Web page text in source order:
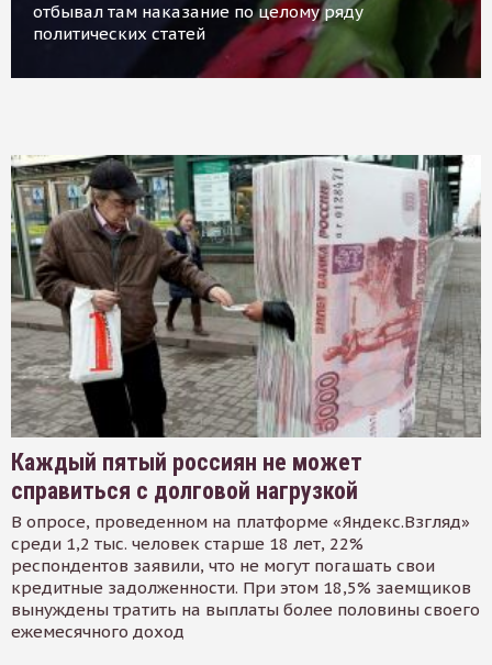
отбывал там наказание по целому ряду
политических статей
Каждый пятый россиян не может
справиться с долговой нагрузкой
В опросе, проведенном на платформе «Яндекс.Взгляд»
среди 1,2 тыс. человек старше 18 лет, 22%
респондентов заявили, что не могут погашать свои
кредитные задолженности. При этом 18,5% заемщиков
вынуждены тратить на выплаты более половины своего
ежемесячного доход